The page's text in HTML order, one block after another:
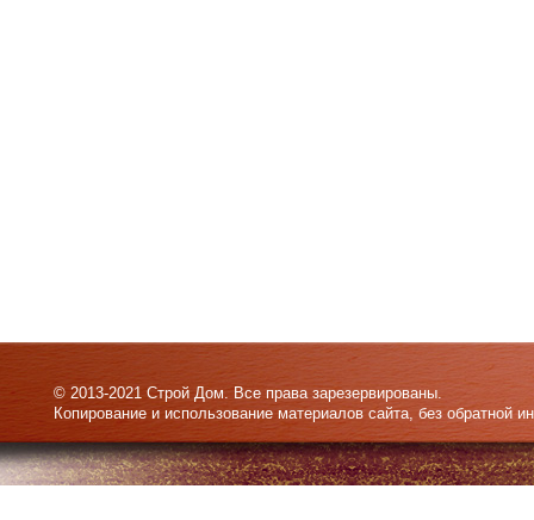
© 2013-2021 Строй Дом. Все права зарезервированы.
Копирование и использование материалов сайта, без обратной